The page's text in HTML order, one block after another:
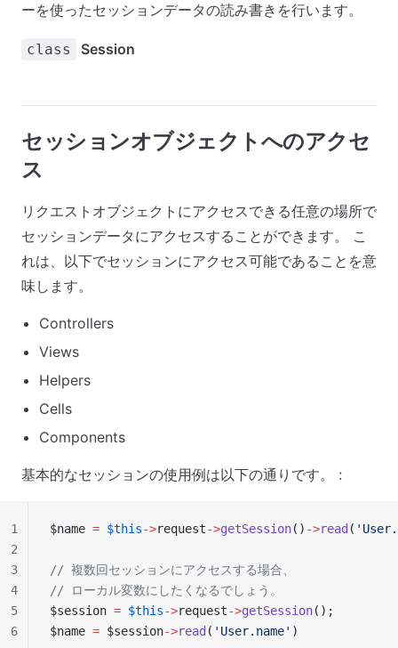
ーを使ったセッションデータの読み書きを行います。
class Session
セッションオブジェクトへのアクセ
ス
リクエストオブジェクトにアクセスできる任意の場所で
セッションデータにアクセスすることができます。 こ
れは、以下でセッションにアクセス可能であることを意
味します。
Controllers
Views
Helpers
Cells
Components
基本的なセッションの使用例は以下の通りです。 :
$name = $this->request->getSession() ->read (
// 複数回セッションにアクセスする場合、
// ローカル変数にしたくなるでしょう。
$session = $this->request->getSession();
$name = $session->read ( 'User.name' )
1
2
3
4
5
6